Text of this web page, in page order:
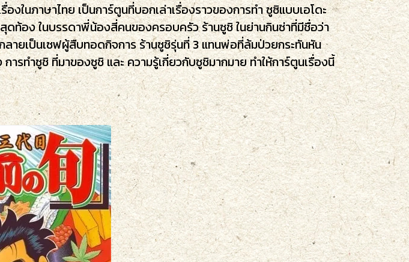
งในภาษาไทย เป็นการ์ตูนที่บอกเล่าเรื่องราวของการทำ ซูชิแบบเอโดะ
ดท้อง ในบรรดาพี่น้องสี่คนของครอบครัว ร้านซูชิ ในย่านกินซ่าที่มีชื่อว่า
ลายเป็นเซฟผู้สืบทอดกิจการ ร้านซูชิรุ่นที่ 3 แทนพ่อที่ล้มป่วยกระทันหัน
รทำซูชิ ที่มาของซูชิ และ ความรู้เกี่ยวกับซูชิมากมาย ทำให้การ์ตูนเรื่องนี้